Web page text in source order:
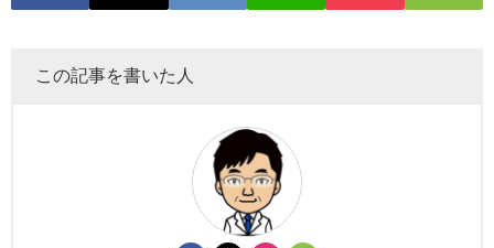
この記事を書いた人